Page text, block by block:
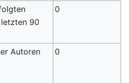
90
0
Autoren
0